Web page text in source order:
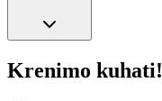
Krenimo kuhati!